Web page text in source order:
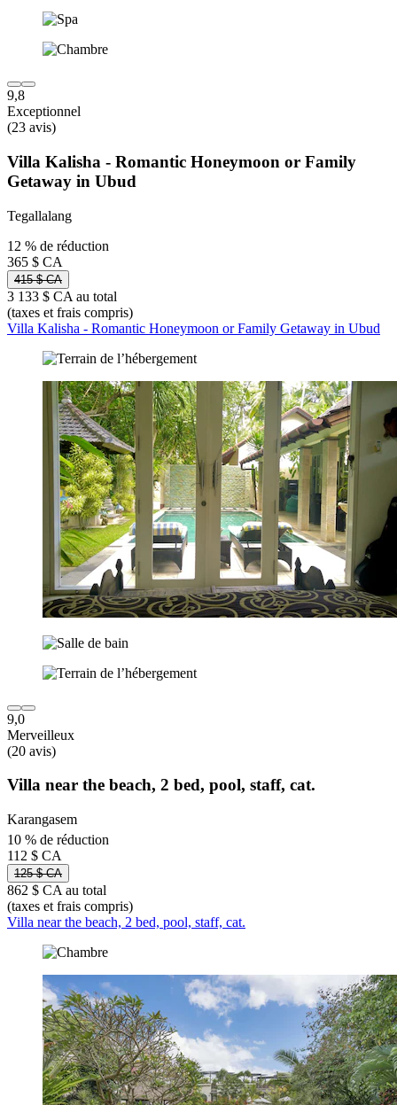
9,8
Exceptionnel
(23 avis)
Villa Kalisha - Romantic Honeymoon or Family
Getaway in Ubud
Tegallalang
12 % de réduction
365 $ CA
415 $ CA
3 133 $ CA au total
(taxes et frais compris)
Villa Kalisha - Romantic Honeymoon or Family Getaway in Ubud
9,0
Merveilleux
(20 avis)
Villa near the beach, 2 bed, pool, staff, cat.
Karangasem
10 % de réduction
112 $ CA
125 $ CA
862 $ CA au total
(taxes et frais compris)
Villa near the beach, 2 bed, pool, staff, cat.